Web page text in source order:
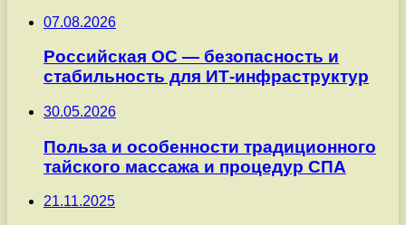
07.08.2026
Российская ОС — безопасность и
стабильность для ИТ-инфраструктур
30.05.2026
Польза и особенности традиционного
тайского массажа и процедур СПА
21.11.2025